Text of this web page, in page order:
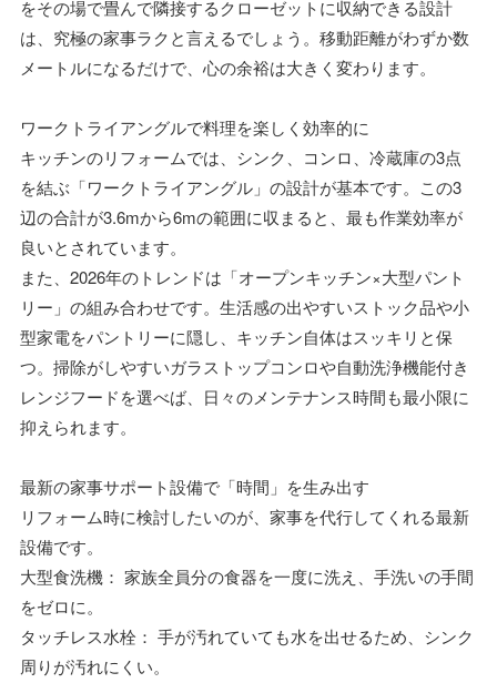
をその場で畳んで隣接するクローゼットに収納できる設計
は、究極の家事ラクと言えるでしょう。移動距離がわずか数
メートルになるだけで、心の余裕は大きく変わります。
ワークトライアングルで料理を楽しく効率的に
キッチンのリフォームでは、シンク、コンロ、冷蔵庫の3点
を結ぶ「ワークトライアングル」の設計が基本です。この3
辺の合計が3.6mから6mの範囲に収まると、最も作業効率が
良いとされています。
また、2026年のトレンドは「オープンキッチン×大型パント
リー」の組み合わせです。生活感の出やすいストック品や小
型家電をパントリーに隠し、キッチン自体はスッキリと保
つ。掃除がしやすいガラストップコンロや自動洗浄機能付き
レンジフードを選べば、日々のメンテナンス時間も最小限に
抑えられます。
最新の家事サポート設備で「時間」を生み出す
リフォーム時に検討したいのが、家事を代行してくれる最新
設備です。
大型食洗機： 家族全員分の食器を一度に洗え、手洗いの手間
をゼロに。
タッチレス水栓： 手が汚れていても水を出せるため、シンク
周りが汚れにくい。